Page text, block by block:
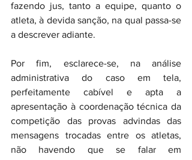
fazendo jus, tanto a equipe, quanto o
atleta, à devida sanção, na qual passa-se
a descrever adiante.
Por fim, esclarece-se, na análise
administrativa do caso em tela,
perfeitamente cabível e apta a
apresentação à coordenação técnica da
competição das provas advindas das
mensagens trocadas entre os atletas,
não havendo que se falar em